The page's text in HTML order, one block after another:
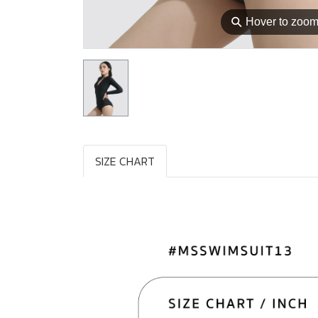
⚲ Hover to zoom
SIZE CHART